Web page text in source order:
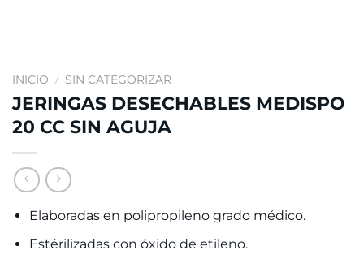
INICIO / SIN CATEGORIZAR
JERINGAS DESECHABLES MEDISPO
20 CC SIN AGUJA
Elaboradas en polipropileno grado médico.
Estérilizadas con óxido de etileno.